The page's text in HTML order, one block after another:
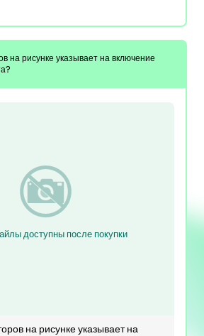
на рисунке указывает на включение
доступны после покупки
на рисунке указывает на